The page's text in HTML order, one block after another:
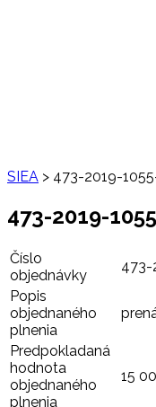
SIEA > 473-2019-
473-2019-
Číslo
objednávky
473-
Popis
objednaného
plnenia
Predpokladaná
hodnota
objednaného
plnenia
15